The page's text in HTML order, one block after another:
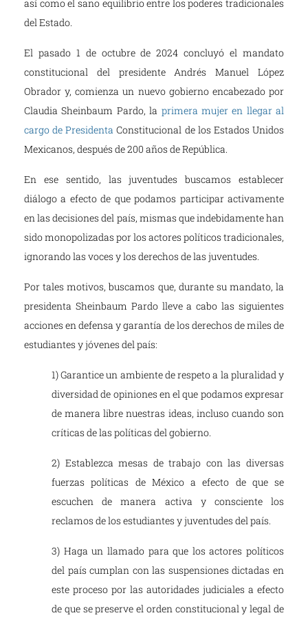
así como el sano equilibrio entre los poderes tradicionales
del Estado.
El pasado 1 de octubre de 2024 concluyó el mandato
constitucional del presidente Andrés Manuel López
Obrador y, comienza un nuevo gobierno encabezado por
Claudia Sheinbaum Pardo, la primera mujer en llegar al
cargo de Presidenta Constitucional de los Estados Unidos
Mexicanos, después de 200 años de República.
En ese sentido, las juventudes buscamos establecer
diálogo a efecto de que podamos participar activamente
en las decisiones del país, mismas que indebidamente han
sido monopolizadas por los actores políticos tradicionales,
ignorando las voces y los derechos de las juventudes.
Por tales motivos, buscamos que, durante su mandato, la
presidenta Sheinbaum Pardo lleve a cabo las siguientes
acciones en defensa y garantía de los derechos de miles de
estudiantes y jóvenes del país:
1) Garantice un ambiente de respeto a la pluralidad y
diversidad de opiniones en el que podamos expresar
de manera libre nuestras ideas, incluso cuando son
críticas de las políticas del gobierno.
2) Establezca mesas de trabajo con las diversas
fuerzas políticas de México a efecto de que se
escuchen de manera activa y consciente los
reclamos de los estudiantes y juventudes del país.
3) Haga un llamado para que los actores políticos
del país cumplan con las suspensiones dictadas en
este proceso por las autoridades judiciales a efecto
de que se preserve el orden constitucional y legal de